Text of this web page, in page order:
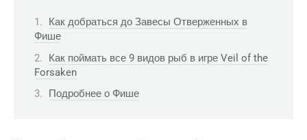
Как добраться до Завесы Отверженных в
Фише
Как поймать все 9 видов рыб в игре Veil of the
Forsaken
Подробнее о Фише